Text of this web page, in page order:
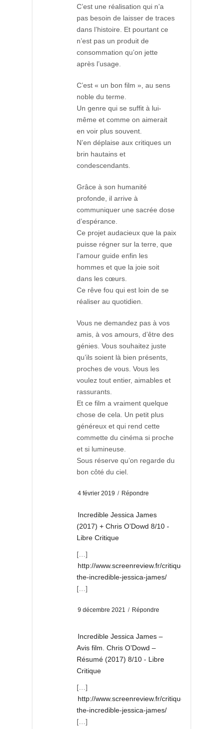
C’est une réalisation qui n’a
pas besoin de laisser de traces
dans l’histoire. Et pourtant ce
n’est pas un produit de
consommation qu’on jette
après l’usage.
C’est « un bon film », au sens
noble du terme.
Un genre qui se suffit à lui-
même et comme on aimerait
en voir plus souvent.
N’en déplaise aux critiques un
brin hautains et
condescendants.
Grâce à son humanité
profonde, il arrive à
communiquer une sacrée dose
d’espérance.
Ce projet audacieux que la paix
puisse régner sur la terre, que
l’amour guide enfin les
hommes et que la joie soit
dans les cœurs.
Ce rêve fou qui est loin de se
réaliser au quotidien.
Vous ne demandez pas à vos
amis, à vos amours, d’être des
génies. Vous souhaitez juste
qu’ils soient là bien présents,
proches de vous. Vous les
voulez tout entier, aimables et
rassurants.
Et ce film a vraiment quelque
chose de cela. Un petit plus
généreux et qui rend cette
commette du cinéma si proche
et si lumineuse.
Sous réserve qu’on regarde du
bon côté du ciel.
4 février 2019 / Répondre
Incredible Jessica James
(2017) + Chris O’Dowd 8/10 -
Libre Critique
[…]
http://www.screenreview.fr/critique-
the-incredible-jessica-james/
[…]
9 décembre 2021 / Répondre
Incredible Jessica James –
Avis film. Chris O’Dowd –
Résumé (2017) 8/10 - Libre
Critique
[…]
http://www.screenreview.fr/critique-
the-incredible-jessica-james/
[…]